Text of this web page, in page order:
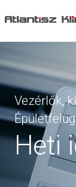
Vezérlők,
Heti